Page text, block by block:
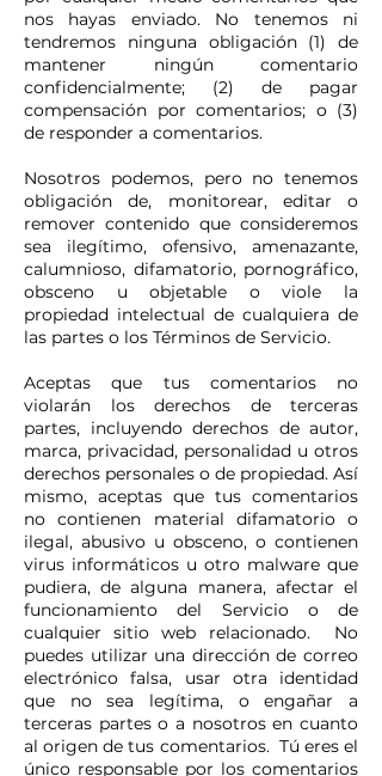
nos hayas enviado. No tenemos ni
tendremos ninguna obligación (1) de
mantener ningún comentario
confidencialmente; (2) de pagar
compensación por comentarios; o (3)
de responder a comentarios.
Nosotros podemos, pero no tenemos
obligación de, monitorear, editar o
remover contenido que consideremos
sea ilegítimo, ofensivo, amenazante,
calumnioso, difamatorio, pornográfico,
obsceno u objetable o viole la
propiedad intelectual de cualquiera de
las partes o los Términos de Servicio.
Aceptas que tus comentarios no
violarán los derechos de terceras
partes, incluyendo derechos de autor,
marca, privacidad, personalidad u otros
derechos personales o de propiedad. Así
mismo, aceptas que tus comentarios
no contienen material difamatorio o
ilegal, abusivo u obsceno, o contienen
virus informáticos u otro malware que
pudiera, de alguna manera, afectar el
funcionamiento del Servicio o de
cualquier sitio web relacionado. No
puedes utilizar una dirección de correo
electrónico falsa, usar otra identidad
que no sea legítima, o engañar a
terceras partes o a nosotros en cuanto
al origen de tus comentarios. Tú eres el
único responsable por los comentarios